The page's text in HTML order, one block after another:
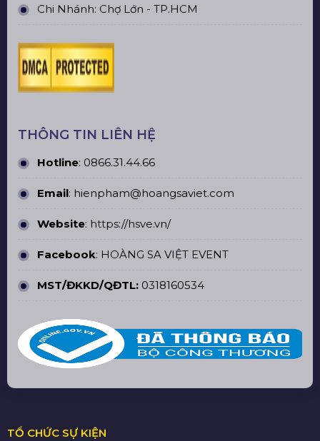
Chi Nhánh: Chợ Lớn - TP.HCM
THÔNG TIN LIÊN HỆ
Hotline: 0866.31.44.66
Email: hienpham@hoangsaviet.com
Website: https://hsve.vn/
Facebook: HOÀNG SA VIỆT EVENT
MST/ĐKKD/QĐTL: 0318160534
TỔ CHỨC SỰ KIỆN